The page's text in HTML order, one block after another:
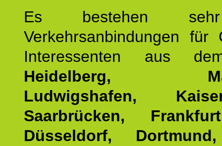
Es bestehen
Verkehrsanbindungen für
Interessenten aus
Heidelberg,
Ludwigshafen,
Saarbrücken,
Düsseldorf,